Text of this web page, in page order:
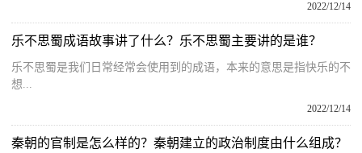
2022/12/14
乐不思蜀成语故事讲了什么？乐不思蜀主要讲的是谁？
乐不思蜀是我们日常经常会使用到的成语，本来的意思是指快乐的不
想...
2022/12/14
秦朝的官制是怎么样的？秦朝建立的政治制度由什么组成？